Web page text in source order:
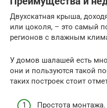
Двухскатная крыша,
или цоколя, – это самый
регионов с влажным
У домов шалашей есть
они и пользуются такой
таких построек стоит
Простота монтажа.